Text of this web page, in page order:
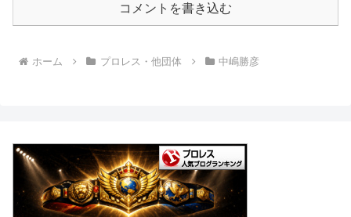
コメントを書き込む
ホーム プロレス・他団体 中嶋勝彦